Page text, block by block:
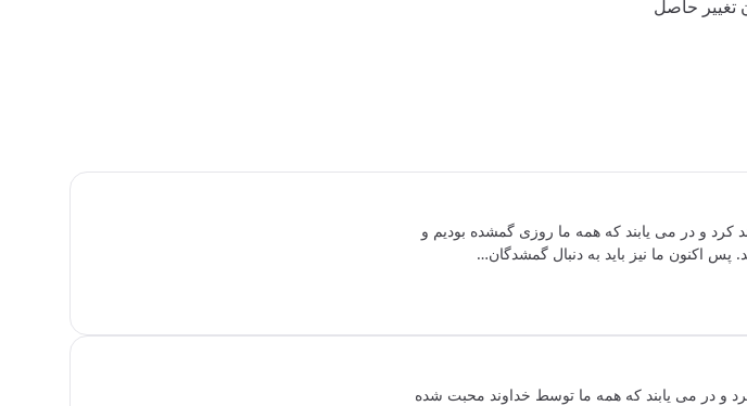
تغییر حاصل
و در می یابند که همه ما روزی گمشده بودیم و
پس اکنون ما نیز باید به دنبال گمشدگان…
و در می یابند که همه ما توسط خداوند محبت شده